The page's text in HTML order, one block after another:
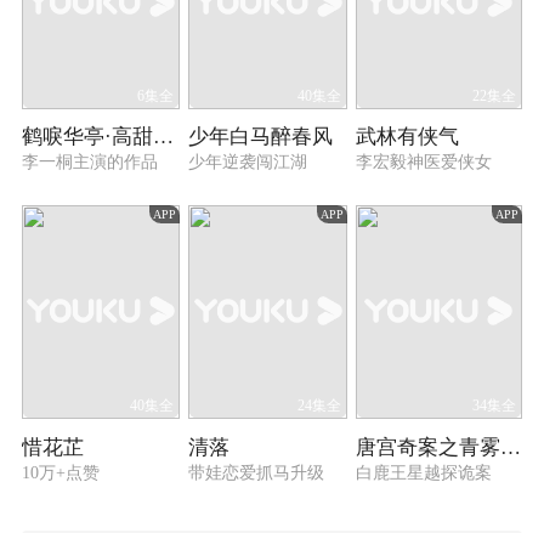
6集全
鹤唳华亭·高甜番外
李一桐主演的作品
40集全
少年白马醉春风
少年逆袭闯江湖
22集全
武林有侠气
李宏毅神医爱侠女
APP
40集全
惜花芷
10万+点赞
APP
24集全
清落
带娃恋爱抓马升级
APP
34集全
唐宫奇案之青雾风鸣
白鹿王星越探诡案